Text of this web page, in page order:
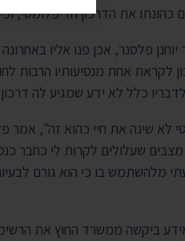
כהונתו את הדרכון הדיפלומטי,
פלסנר, אכן פנו אליו
לקראת אחת מנסיעותיו הרבות
כלל לא ידע שמגיע לה
לא שינה את חיי כהוא זה", אמר
שעלולים לקרות לי כחבר
מלהשתמש בו כי הוא גורם